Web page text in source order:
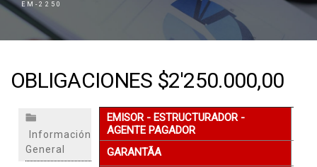
EM-2250
OBLIGACIONES $2'250.000,00